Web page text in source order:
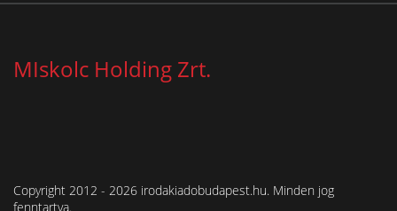
MIskolc Holding Zrt.
Copyright 2012 - 2026 irodakiadobudapest.hu. Minden jog
fenntartva.